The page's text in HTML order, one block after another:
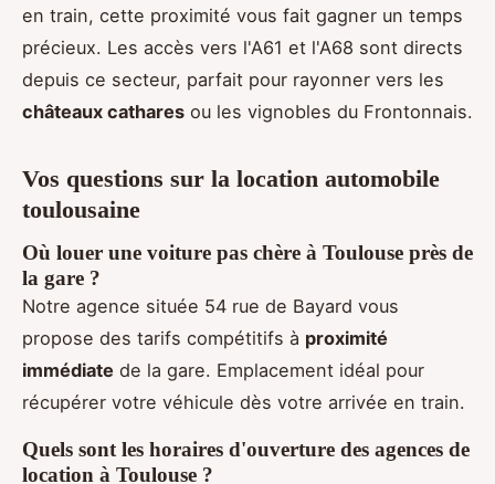
en train, cette proximité vous fait gagner un temps
précieux. Les accès vers l'A61 et l'A68 sont directs
depuis ce secteur, parfait pour rayonner vers les
châteaux cathares ou les vignobles du Frontonnais.
Vos questions sur la location automobile
toulousaine
Où louer une voiture pas chère à Toulouse près de
la gare ?
Notre agence située 54 rue de Bayard vous
propose des tarifs compétitifs à proximité
immédiate de la gare. Emplacement idéal pour
récupérer votre véhicule dès votre arrivée en train.
Quels sont les horaires d'ouverture des agences de
location à Toulouse ?